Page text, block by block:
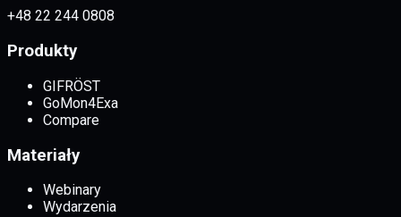
+48 22 244 0808
Produkty
GIFRÖST
GoMon4Exa
Compare
Materiały
Webinary
Wydarzenia